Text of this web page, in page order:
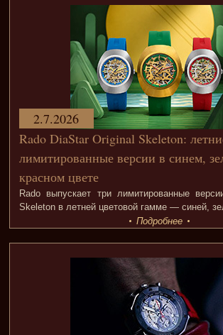
Rado DiaStar Original Skeleton:
лимитированные версии в синем,
красном цвете
Rado выпускает три лимитированные
Skeleton в летней цветовой гамме — синей,
2.7.2026
Подробнее